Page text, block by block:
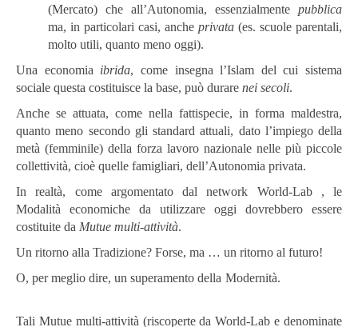
(Mercato) che all’Autonomia, essenzialmente pubblica
ma, in particolari casi, anche privata (es. scuole parentali,
molto utili, quanto meno oggi).
Una economia ibrida, come insegna l’Islam del cui sistema
sociale questa costituisce la base, può durare nei secoli.
Anche se attuata, come nella fattispecie, in forma maldestra,
quanto meno secondo gli standard attuali, dato l’impiego della
metà (femminile) della forza lavoro nazionale nelle più piccole
collettività, cioè quelle famigliari, dell’Autonomia privata.
In realtà, come argomentato dal network World-Lab , le
Modalità economiche da utilizzare oggi dovrebbero essere
costituite da Mutue multi-attività.
Un ritorno alla Tradizione? Forse, ma … un ritorno al futuro!
O, per meglio dire, un superamento della Modernità.
Tali Mutue multi-attività (riscoperte da World-Lab e denominate